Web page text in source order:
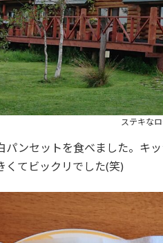
ステキな
パンセットを食べました。キ
くてビックリでした(笑)